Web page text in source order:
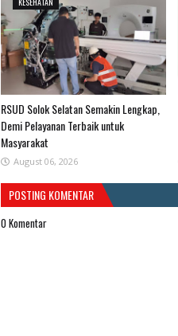
RSUD Solok Selatan Semakin Lengkap,
Demi Pelayanan Terbaik untuk
Masyarakat
August 06, 2026
POSTING KOMENTAR
0 Komentar